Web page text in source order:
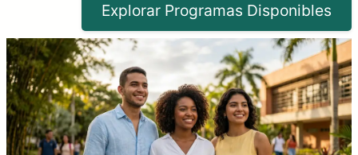
Explorar Programas Disponibles